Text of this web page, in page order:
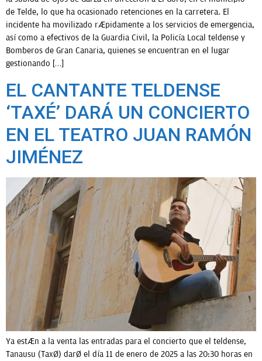
de Telde, lo que ha ocasionado retenciones en la carretera. El
incidente ha movilizado rápidamente a los servicios de emergencia,
así como a efectivos de la Guardia Civil, la Policía Local teldense y
Bomberos de Gran Canaria, quienes se encuentran en el lugar
gestionando […]
EL CANTANTE TELDENSE
‘TAXÉ’ DARÁ UN CONCIERTO
EN EL TEATRO JUAN RAMÓN
JIMÉNEZ
Ya están a la venta las entradas para el concierto que el teldense,
Tanausu (Taxé) daré el día 11 de enero de 2025 a las 20:30 horas en